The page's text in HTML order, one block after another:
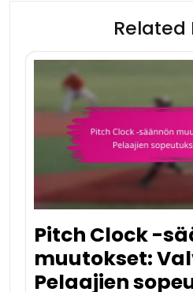
Related
Pitch Clock -
muutokset:
Pelaajien